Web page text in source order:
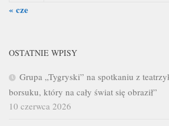
« cze
OSTATNIE WPISY
Grupa „Tygryski” na spotkaniu z
borsuku, który na cały świat się obraził”
10 czerwca 2026